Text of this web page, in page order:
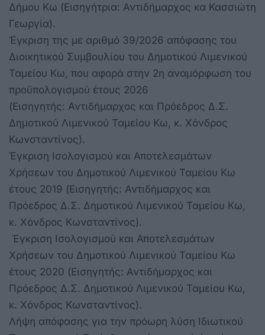
Δήμου Κω (Εισηγήτρια: Αντιδήμαρχος κα Κασσιώτη
Γεωργία).
Έγκριση της με αριθμό 39/2026 απόφασης του
Διοικητικού Συμβουλίου του Δημοτικού Λιμενικού
Ταμείου Κω, που αφορά στην 2η αναμόρφωση του
προϋπολογισμού έτους 2026
(Εισηγητής: Αντιδήμαρχος και Πρόεδρος Δ.Σ.
Δημοτικού Λιμενικού Ταμείου Κω, κ. Χόνδρος
Κωνσταντίνος).
Έγκριση Ισολογισμού και Αποτελεσμάτων
Χρήσεων του Δημοτικού Λιμενικού Ταμείου Κω
έτους 2019 (Εισηγητής: Αντιδήμαρχος και
Πρόεδρος Δ.Σ. Δημοτικού Λιμενικού Ταμείου Κω,
κ. Χόνδρος Κωνσταντίνος).
Έγκριση Ισολογισμού και Αποτελεσμάτων
Χρήσεων του Δημοτικού Λιμενικού Ταμείου Κω
έτους 2020 (Εισηγητής: Αντιδήμαρχος και
Πρόεδρος Δ.Σ. Δημοτικού Λιμενικού Ταμείου Κω,
κ. Χόνδρος Κωνσταντίνος).
Λήψη απόφασης για την πρόωρη λύση Ιδιωτικού